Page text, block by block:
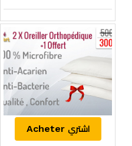
Acheter اشتري